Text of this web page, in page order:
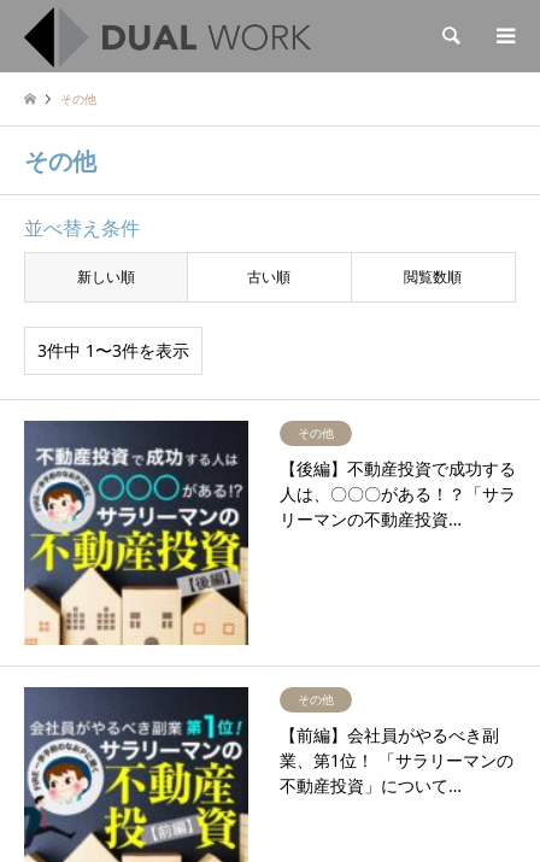
検索
その他
その他
並べ替え条件
新しい順 古い順 閲覧数順
3件中 1〜3件を表示
その他
【後編】不動産投資で成功する
人は、〇〇〇がある！？「サラ
リーマンの不動産投資…
その他
【前編】会社員がやるべき副
業、第1位！ 「サラリーマンの
不動産投資」について…